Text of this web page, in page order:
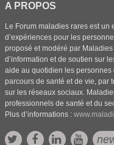
A PROPOS
Le Forum maladies rares est un
d’expériences pour les
proposé et modéré par
d’information et de soutien sur
aide au quotidien les
parcours de santé et de vie, par
sur les réseaux sociaux.
professionnels de santé et du
Plus d’informations :